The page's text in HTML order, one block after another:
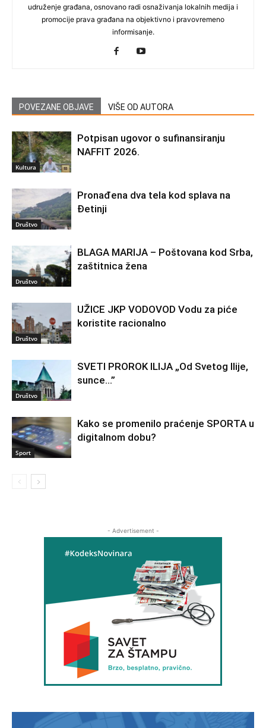
udruženje građana, osnovano radi osnaživanja lokalnih medija i
promocije prava građana na objektivno i pravovremeno
informisanje.
POVEZANE OBJAVE VIŠE OD AUTORA
Kultura
Potpisan ugovor o sufinansiranju
NAFFIT 2026.
Društvo
Pronađena dva tela kod splava na
Đetinji
Društvo
BLAGA MARIJA – Poštovana kod Srba,
zaštitnica žena
Društvo
UŽICE JKP VODOVOD Vodu za piće
koristite racionalno
Društvo
SVETI PROROK ILIJA „Od Svetog Ilije,
sunce…”
Sport
Kako se promenilo praćenje SPORTA u
digitalnom dobu?
- Advertisement -